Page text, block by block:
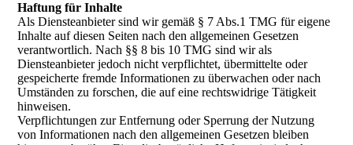
Haftung für Inhalte
Als Diensteanbieter sind wir gemäß § 7 Abs.1 TMG für eigene
Inhalte auf diesen Seiten nach den allgemeinen Gesetzen
verantwortlich. Nach §§ 8 bis 10 TMG sind wir als
Diensteanbieter jedoch nicht verpflichtet, übermittelte oder
gespeicherte fremde Informationen zu überwachen oder nach
Umständen zu forschen, die auf eine rechtswidrige Tätigkeit
hinweisen.
Verpflichtungen zur Entfernung oder Sperrung der Nutzung
von Informationen nach den allgemeinen Gesetzen bleiben